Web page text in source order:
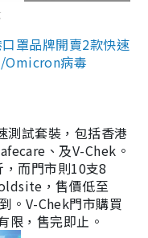
罩品牌開賣2款快速
Omicron病毒
測試套裝，包括香港
、及V-Chek。
而門市則10支8
，售價低至
。V-Chek門市購買
限，售完即止。